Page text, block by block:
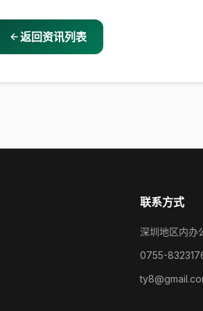
返回资讯列表
联系方式
深圳地区内办
0755-